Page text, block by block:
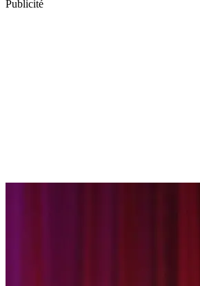
Publicité